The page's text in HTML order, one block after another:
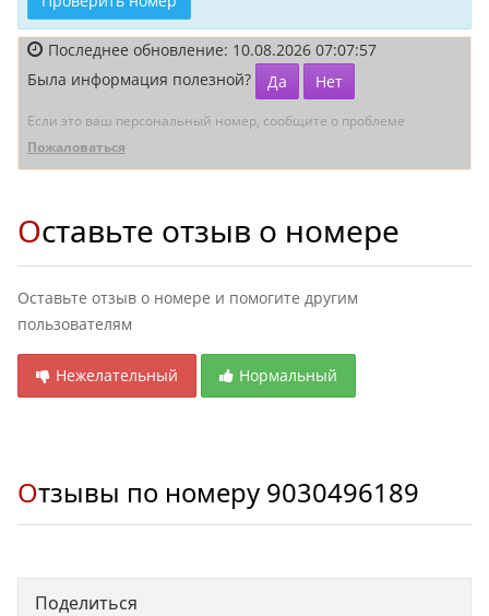
Последнее обновление: 10.08.2026 07:07:57
Была информация полезной?
Да Нет
Если это ваш персональный номер, сообщите о проблеме
Пожаловаться
Оставьте отзыв о номере
Оставьте отзыв о номере и помогите другим
пользователям
Нежелательный Нормальный
Отзывы по номеру 9030496189
Поделиться